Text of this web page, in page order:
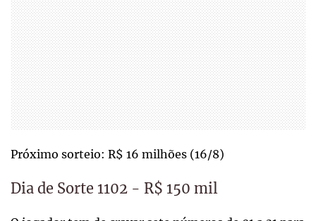
Próximo sorteio: R$ 16 milhões (16/8)
Dia de Sorte 1102 - R$ 150 mil